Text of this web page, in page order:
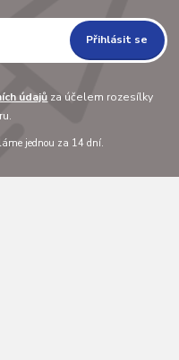
Přihlásit se
údajů za účelem rozesílky
jednou za 14 dní.